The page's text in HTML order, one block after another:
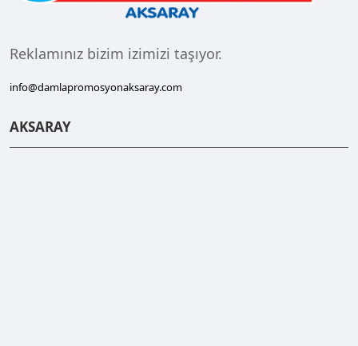
Reklamınız bizim izimizi taşıyor.
info@damlapromosyonaksaray.com
AKSARAY